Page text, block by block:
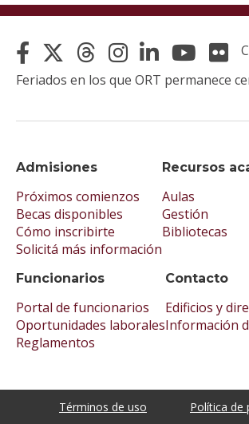
Admisiones
Próximos comienzos
Becas disponibles
Cómo inscribirte
Solicitá más información
Recursos
Aulas
Gestión
Bibliotecas
Funcionarios
Portal de funcionarios
Oportunidades laborales
Reglamentos
Contacto
Edificios y
Información
Feriados en los que ORT permanece
Términos de uso Política de